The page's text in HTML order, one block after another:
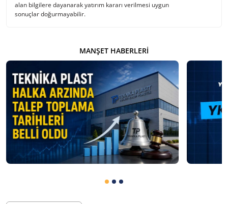
alan bilgilere dayanarak yatırım kararı verilmesi uygun
sonuçlar doğurmayabilir.
MANŞET HABERLERI